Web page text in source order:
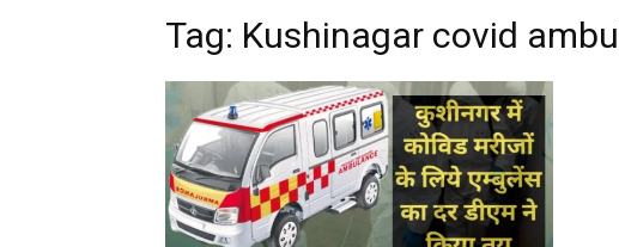
Tag: Kushinagar covid